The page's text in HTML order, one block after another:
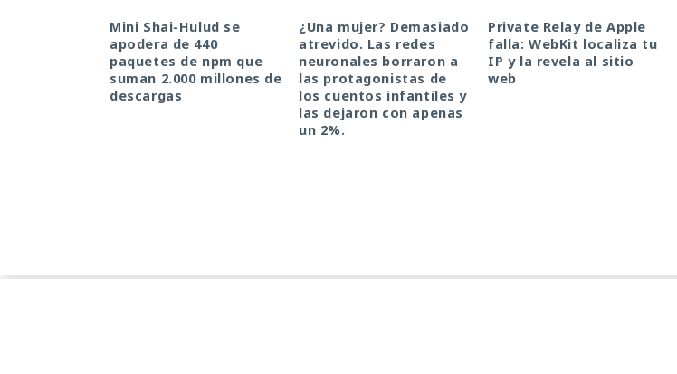
Mini Shai-Hulud se
apodera de 440
paquetes de npm que
suman 2.000 millones de
descargas
¿Una mujer? Demasiado
atrevido. Las redes
neuronales borraron a
las protagonistas de
los cuentos infantiles y
las dejaron con apenas
un 2%.
Private Relay de Apple
falla: WebKit localiza tu
IP y la revela al sitio
web